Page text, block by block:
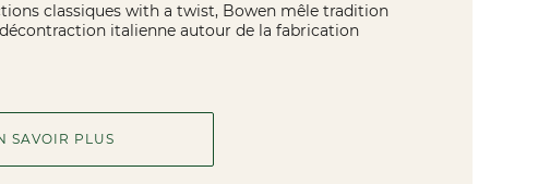
classiques with a twist, Bowen mêle tradition
italienne autour de la fabrication
SAVOIR PLUS